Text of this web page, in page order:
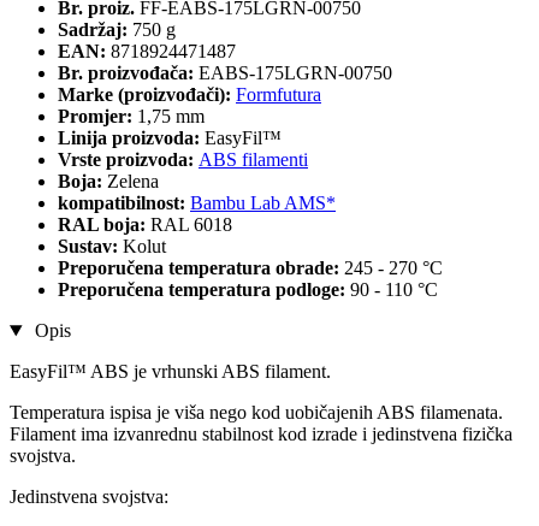
Br. proiz. FF-EABS-175LGRN-00750
Sadržaj: 750 g
EAN: 8718924471487
Br. proizvođača: EABS-175LGRN-00750
Marke (proizvođači): Formfutura
Promjer: 1,75 mm
Linija proizvoda: EasyFil™
Vrste proizvoda: ABS filamenti
Boja: Zelena
kompatibilnost: Bambu Lab AMS*
RAL boja: RAL 6018
Sustav: Kolut
Preporučena temperatura obrade: 245 - 270 °C
Preporučena temperatura podloge: 90 - 110 °C
Opis
EasyFil™ ABS je vrhunski ABS filament.
Temperatura ispisa je viša nego kod uobičajenih ABS filamenata.
Filament ima izvanrednu stabilnost kod izrade i jedinstvena fizička
svojstva.
Jedinstvena svojstva: